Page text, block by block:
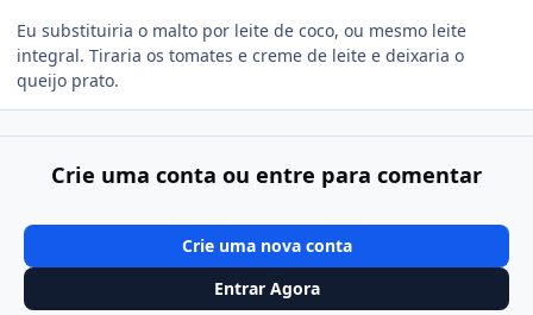
Eu substituiria o malto por leite de coco, ou mesmo leite
integral. Tiraria os tomates e creme de leite e deixaria o
queijo prato.
Crie uma conta ou entre para comentar
Crie uma nova conta
Entrar Agora